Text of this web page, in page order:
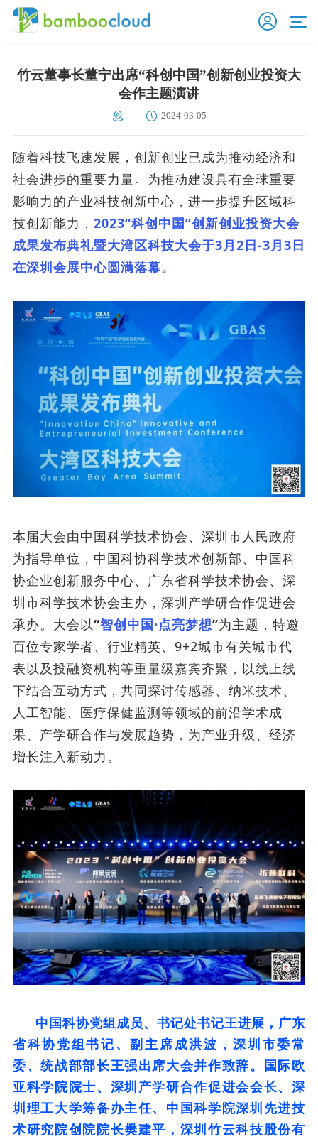
竹云董事长董宁出席“科创中国”创新创业投资大
会作主题演讲
2024-03-05
随着科技飞速发展，创新创业已成为推动经济和
社会进步的重要力量。为推动建设具有全球重要
影响力的产业科技创新中心 ，进一步提升区域科
技创新能力， 2023“科创中国”创新创业投资大会
成果发布典礼暨大湾区科技大会于3月2日-3月3日
在深圳会展中心圆满落幕。
本届大会由中国科学技术协会、深圳市人民政府
为指导单位，中国科协科学技术创新部、中国科
协企业创新服务中心、广东省科学技术协会、深
圳市科学技术协会主办，深圳产学研合作促进会
承办。大会以“智创中国·点亮梦想”为主题，特邀
百位专家学者、行业精英、9+2城市有关城市代
表以及投融资机构等重量级嘉宾齐聚，以线上线
下结合互动方式，共同探讨传感器、纳米技术、
人工智能、医疗保健监测等领域的前沿学术成
果、产学研合作与发展趋势，为产业升级、经济
增长注入新动力。
中国科协党组成员、书记处书记王进展，广东
省科协党组书记、副主席成洪波，深圳市委常
委、统战部部长王强出席大会并作致辞。 国际欧
亚科学院院士、深圳产学研合作促进会会长、深
圳理工大学筹备办主任、中国科学院深圳先进技
术研究院创院院长樊建平，深圳竹云科技股份有